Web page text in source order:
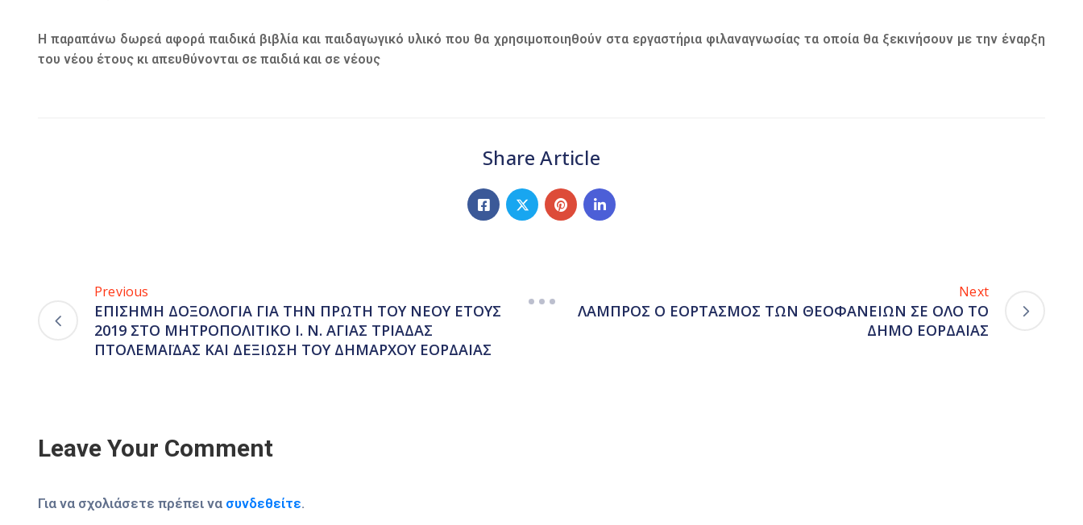
Η παραπάνω δωρεά αφορά παιδικά βιβλία και παιδαγωγικό υλικό που θα χρησιμοποιηθούν στα εργαστήρια φιλαναγνωσίας τα οποία θα ξεκινήσουν με την έναρξη
του νέου έτους κι απευθύνονται σε παιδιά και σε νέους
Share Article
Previous
ΕΠΙΣΗΜΗ ΔΟΞΟΛΟΓΙΑ ΓΙΑ ΤΗΝ ΠΡΩΤΗ ΤΟΥ ΝΕΟΥ ΕΤΟΥΣ
2019 ΣΤΟ ΜΗΤΡΟΠΟΛΙΤΙΚΟ Ι. Ν. ΑΓΙΑΣ ΤΡΙΑΔΑΣ
ΠΤΟΛΕΜΑΪΔΑΣ ΚΑΙ ΔΕΞΙΩΣΗ ΤΟΥ ΔΗΜΑΡΧΟΥ ΕΟΡΔΑΙΑΣ
Next
ΛΑΜΠΡΟΣ Ο ΕΟΡΤΑΣΜΟΣ ΤΩΝ ΘΕΟΦΑΝΕΙΩΝ ΣΕ ΟΛΟ ΤΟ
ΔΗΜΟ ΕΟΡΔΑΙΑΣ
Leave Your Comment
Για να σχολιάσετε πρέπει να συνδεθείτε.